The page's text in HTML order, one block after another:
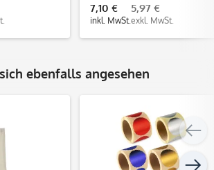
7,10 €
inkl. MwSt.
5,97 €
exkl. MwSt.
ebenfalls angesehen